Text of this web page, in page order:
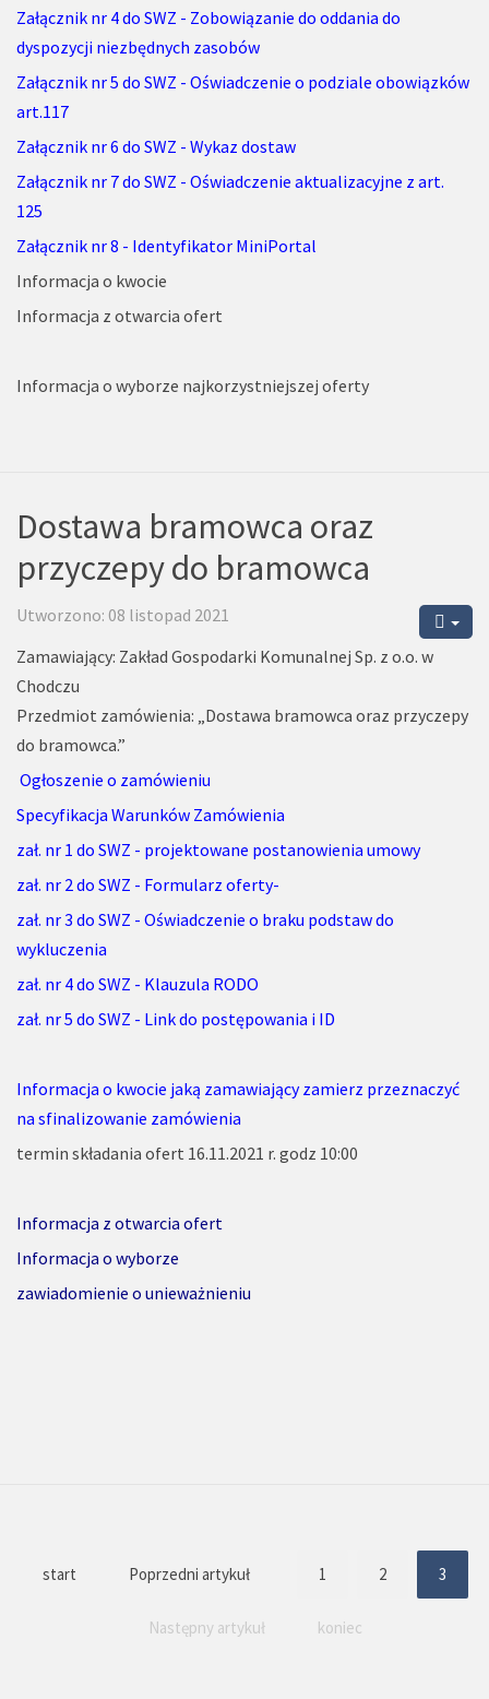
Załącznik nr 4 do SWZ - Zobowiązanie do oddania do
dyspozycji niezbędnych zasobów
Załącznik nr 5 do SWZ - Oświadczenie o podziale obowiązków
art.117
Załącznik nr 6 do SWZ - Wykaz dostaw
Załącznik nr 7 do SWZ - Oświadczenie aktualizacyjne z art.
125
Załącznik nr 8 - Identyfikator MiniPortal
Informacja o kwocie
Informacja z otwarcia ofert
Informacja o wyborze najkorzystniejszej oferty
Dostawa bramowca oraz
przyczepy do bramowca
Utworzono: 08 listopad 2021
Zamawiający: Zakład Gospodarki Komunalnej Sp. z o.o. w
Chodczu
Przedmiot zamówienia: „Dostawa bramowca oraz przyczepy
do bramowca.”
Ogłoszenie o zamówieniu
Specyfikacja Warunków Zamówienia
zał. nr 1 do SWZ - projektowane postanowienia umowy
zał. nr 2 do SWZ - Formularz oferty-
zał. nr 3 do SWZ - Oświadczenie o braku podstaw do
wykluczenia
zał. nr 4 do SWZ - Klauzula RODO
zał. nr 5 do SWZ - Link do postępowania i ID
Informacja o kwocie jaką zamawiający zamierz przeznaczyć
na sfinalizowanie zamówienia
termin składania ofert 16.11.2021 r. godz 10:00
Informacja z otwarcia ofert
Informacja o wyborze
zawiadomienie o unieważnieniu
start Poprzedni artykuł 1 2 3
Następny artykuł koniec